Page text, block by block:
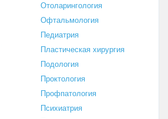
Отоларингология
Офтальмология
Педиатрия
Пластическая хирургия
Подология
Проктология
Профпатология
Психиатрия